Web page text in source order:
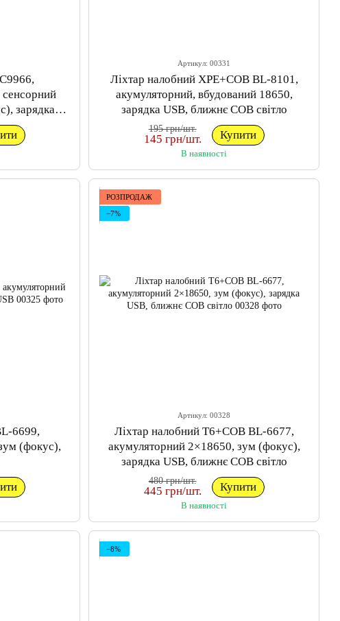
зарядка
Артикул: 00331
Ліхтар налобний XPE+COB BL-8101,
акумуляторний, вбудований 18650,
зарядка USB, ближнє COB світло
195 грн/шт.
145 грн/шт. Купити
В наявності
6699,
(фокус),
РОЗПРОДАЖ
−7%
Артикул: 00328
Ліхтар налобний T6+COB BL-6677,
акумуляторний 2×18650, зум (фокус),
зарядка USB, ближнє COB світло
480 грн/шт.
445 грн/шт. Купити
В наявності
−8%